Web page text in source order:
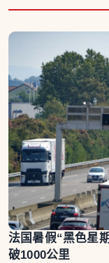
法国暑假“黑色星
破1000公里